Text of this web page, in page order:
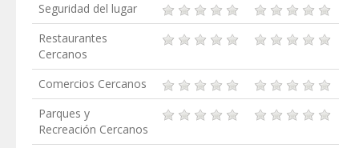
Seguridad del lugar
Restaurantes
Cercanos
Comercios Cercanos
Parques y
Recreación Cercanos